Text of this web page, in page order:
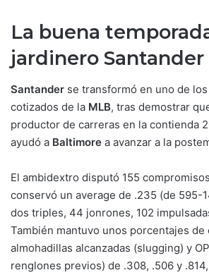
La buena
jardinero Santander
Santander se transformó en uno de
cotizados de la MLB, tras demostrar
productor de carreras en la contienda
ayudó a Baltimore a avanzar a la
El ambidextro disputó 155
conservó un average de .235 (de 595-
dos triples, 44 jonrones, 102
También mantuvo unos porcentajes de
almohadillas alcanzadas (slugging) y
renglones previos) de .308, .506 y